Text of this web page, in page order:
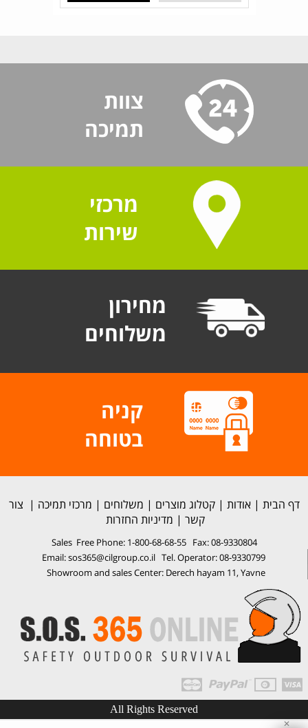
צוות
תמיכה
מרכזי
שירות
מחירון
משלוחים
קניה
בטוחה
דף הבית |אודות |קטלוג מוצרים | משלוחים | מרכזי תמיכה | צור
קשר | מדיניות החזרות
Sales Free Phone: 1-800-68-68-55 Fax: 08-9330804
Email: sos365@cilgroup.co.il Tel. Operator: 08-9330799
Showroom and sales Center: Derech hayam 11, Yavne
All Rights Reserved
✕